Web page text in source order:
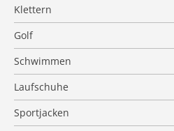
Klettern
Golf
Schwimmen
Laufschuhe
Sportjacken